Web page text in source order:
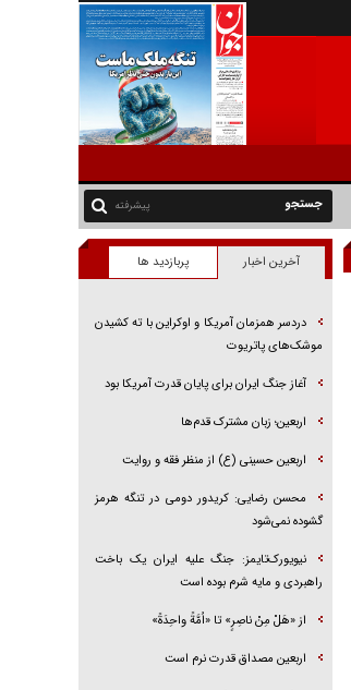
پیشرفته
آخرین اخبار پربازدید ها
دردسر همزمان آمریکا و اوکراین با ته کشیدن
موشک‌های پاتریوت
آغاز جنگ ایران برای پایان قدرت آمریکا بود
اربعین؛ زبان مشترک قدم‌ها
اربعین حسینی (ع) از منظر فقه و روایت
محسن رضایی: کریدور دومی در تنگه هرمز
گشوده نمی‌شود
نیویورک‌تایمز: جنگ علیه ایران یک باخت
راهبردی و مایه شرم بوده است
از «هَلْ مِنْ ناصِرٍ» تا «اُمَّةً واحِدَةً»
اربعین مصداق قدرت نرم است